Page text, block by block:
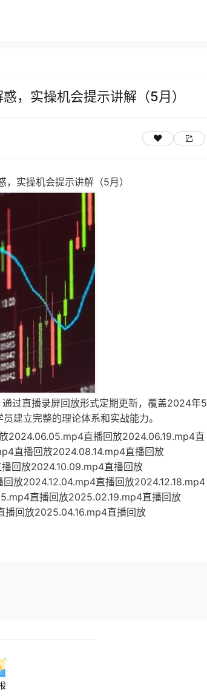
，实操机会提示讲解（5月）
，实操机会提示讲解（5月）
过直播录屏回放形式定期更新，覆盖2024年5
建立完整的理论体系和实战能力。
2024.06.05.mp4直播回放2024.06.19.mp4直
直播回放2024.08.14.mp4直播回放
回放2024.10.09.mp4直播回放
放2024.12.04.mp4直播回放2024.12.18.mp4
直播回放2025.02.19.mp4直播回放
回放2025.04.16.mp4直播回放